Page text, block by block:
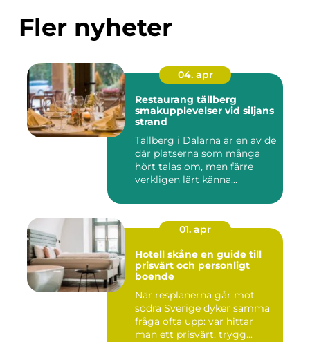
Fler nyheter
04. apr
Restaurang tällberg
smakupplevelser vid siljans
strand
Tällberg i Dalarna är en av de
där platserna som många
hört talas om, men färre
verkligen lärt känna...
01. apr
Hotell skåne en guide till
prisvärt och personligt
boende
När resplanerna går mot
södra Sverige dyker samma
fråga ofta upp: var hittar
man ett prisvärt, trygg...